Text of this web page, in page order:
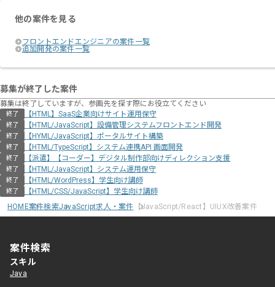
他の案件を見る
フロントエンドエンジニアの案件一覧
追加開発の案件一覧
募集が終了した案件
募集は終了していますが、参画先を探す際にお役立てください
終了 【HTML】SaaS企業向けサイト運用保守
終了 【HTML/JavaScript】設備管理システムフロントエンド開発
終了 【HYML/JavaScript】ポータルサイト構築
終了 【HTML/TypeScript】システム連携API 画面開発
終了 【派遣】【コーダー】デジタル制作部向けディレクション支援
終了 【HTML/JavaScript】システム運用保守
終了 【HTML/WordPress】学生向け講師
終了
【HTML/CSS/JavaScript】学生向け講師
HOME案件検索JavaScript求人・案件 【JavaScript/React】UIUX改善案件
案件検索
スキル
Java